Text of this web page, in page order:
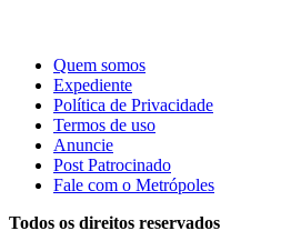
Quem somos
Expediente
Política de Privacidade
Termos de uso
Anuncie
Post Patrocinado
Fale com o Metrópoles
Todos os direitos reservados